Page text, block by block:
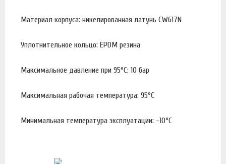
Материал корпуса: никелированная латунь CW617N
Уплотнительное кольцо: EPDM резина
Максимальное давление при 95°С: 10 бар
Максимальная рабочая температура: 95°С
Минимальная температура эксплуатации: -10°С